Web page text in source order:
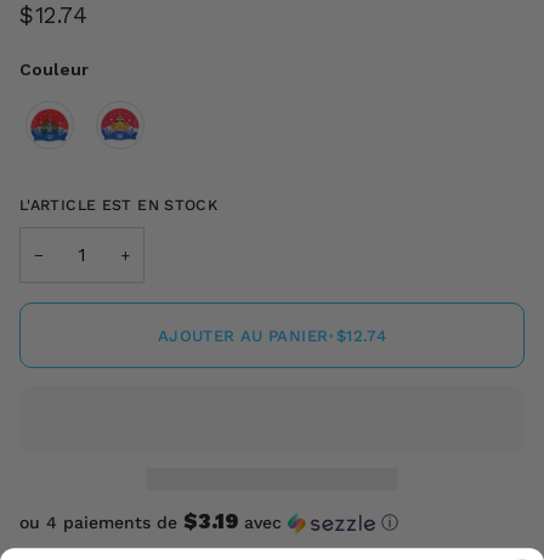
$12.74
Couleur
L'ARTICLE EST EN STOCK
− +
AJOUTER AU PANIER• $12.74
ou 4 paiements de $3.19 avec ⓘ